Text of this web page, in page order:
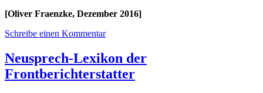
[Oliver Fraenzke, Dezember 2016]
Schreibe einen Kommentar
Neusprech-Lexikon der
Frontberichterstatter